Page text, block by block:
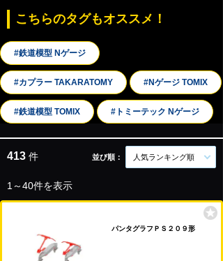
こちらのタグもオススメ！
#鉄道模型 Nゲージ
#カプラー TAKARATOMY #Nゲージ TOMIX
#鉄道模型 TOMIX #トミーテック Nゲージ
413 件
1～40件を表示
並び順： 人気ランキング順
パンタグラフＰＳ２０９形